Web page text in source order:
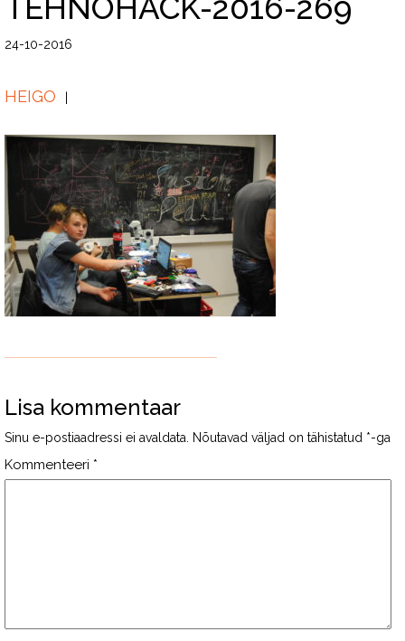
TEHNOHACK-2016-269
24-10-2016
HEIGO
Lisa kommentaar
Sinu e-postiaadressi ei avaldata. Nõutavad väljad on tähistatud *-ga
Kommenteeri *